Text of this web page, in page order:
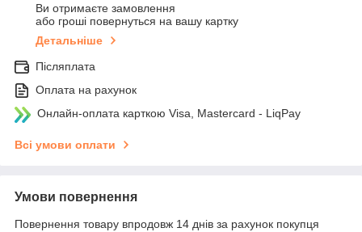
Ви отримаєте замовлення
або гроші повернуться на вашу картку
Детальніше
Післяплата
Оплата на рахунок
Онлайн-оплата карткою Visa, Mastercard - LiqPay
Всі умови оплати
Умови повернення
Повернення товару впродовж 14 днів за рахунок покупця